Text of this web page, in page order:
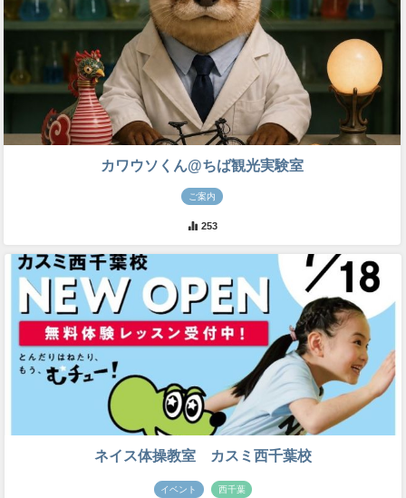
カワウソくん@ちば観光実験室
ご案内
253
ネイス体操教室 カスミ西千葉校
イベント 西千葉